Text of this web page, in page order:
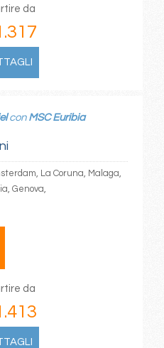
da
con MSC Euribia
La Coruna, Malaga,
Genova,
da